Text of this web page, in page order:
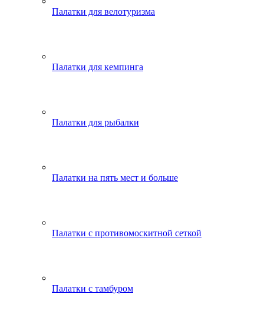
Палатки для велотуризма
Палатки для кемпинга
Палатки для рыбалки
Палатки на пять мест и больше
Палатки с противомоскитной сеткой
Палатки с тамбуром